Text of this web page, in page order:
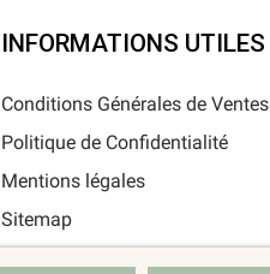
INFORMATIONS UTILES
Conditions Générales de Ventes
Politique de Confidentialité
Mentions légales
Sitemap